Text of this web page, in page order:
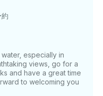
especially in
views, go for a
and have a great time
to welcoming you